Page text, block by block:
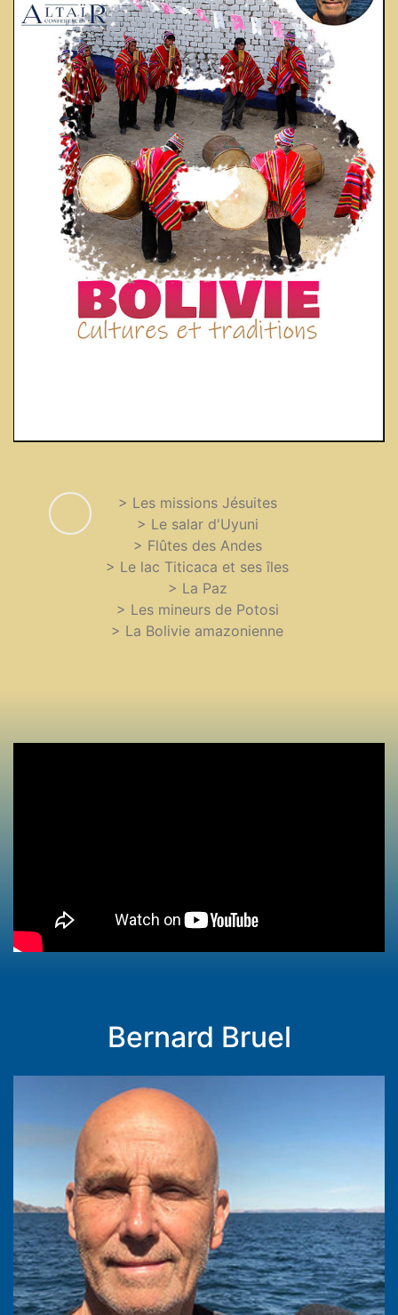
> Les missions Jésuites
> Le salar d'Uyuni
> Flûtes des Andes
> Le lac Titicaca et ses îles
> La Paz
> Les mineurs de Potosi
> La Bolivie amazonienne
Bernard Bruel